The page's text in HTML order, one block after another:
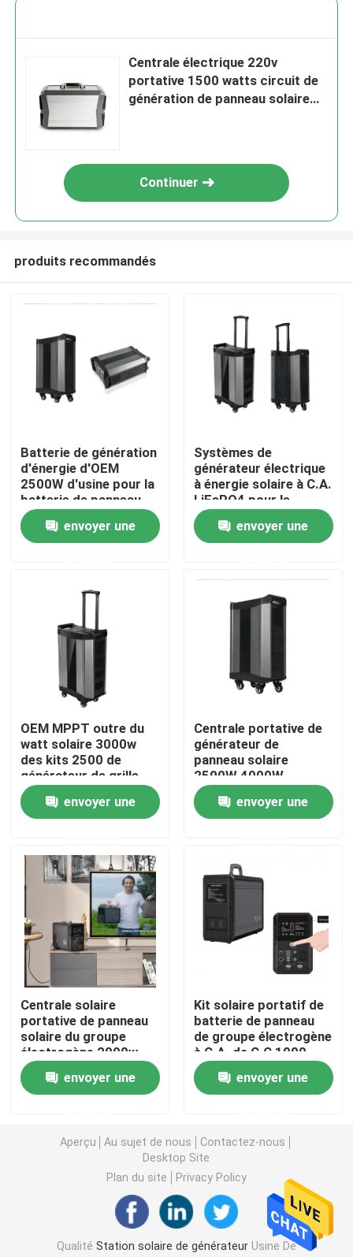
Aperçu
Produits
A propos de nous
Visite d'usine
Contrôle de la qualité
Contact
nouvelles
Station solaire de générateur
Générateur de panneau solaire
Circuit de génération solaire portatif
Li Ion Power Station
Type-c banque de puissance d'ordinateur portable
Panneaux solaires flexibles minces
Panneau solaire pliable
Banque actionnée solaire de puissance
Centrale électrique 220v
portative 1500 watts circuit de
génération de panneau solaire
Continuer
produits recommandés
Batterie de génération
d'énergie d'OEM
2500W d'usine pour la
batterie de panneau
solaire de système
d'alimentation solaire
pour des urgences ou
envoyer une
Systèmes de
générateur électrique
à énergie solaire à C.A.
LiFePO4 pour le
support à la maison
envoyer une
OEM MPPT outre du
watt solaire 3000w
des kits 2500 de
générateur de grille
envoyer une
Centrale portative de
générateur de
panneau solaire
2500W 4000W
envoyer une
Centrale solaire
portative de panneau
solaire du groupe
électrogène 2000w
1000W UPS
envoyer une
Kit solaire portatif de
batterie de panneau
de groupe électrogène
à C.A. de C.C 1000
watts
envoyer une
Aperçu Au sujet de nous
Contactez-nous
Desktop Site
Plan du site
Privacy Policy
Qualité Station solaire de générateurUsine De